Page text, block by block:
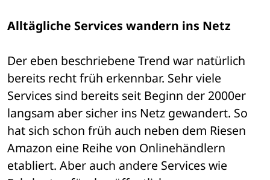
Alltägliche Services wandern ins Netz
Der eben beschriebene Trend war natürlich
bereits recht früh erkennbar. Sehr viele
Services sind bereits seit Beginn der 2000er
langsam aber sicher ins Netz gewandert. So
hat sich schon früh auch neben dem Riesen
Amazon eine Reihe von Onlinehändlern
etabliert. Aber auch andere Services wie